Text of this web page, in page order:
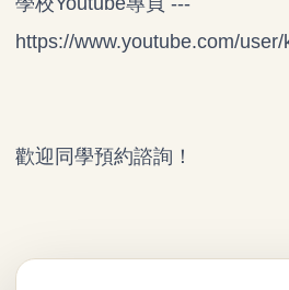
https://www.youtube.com/
歡迎同學預約諮詢！